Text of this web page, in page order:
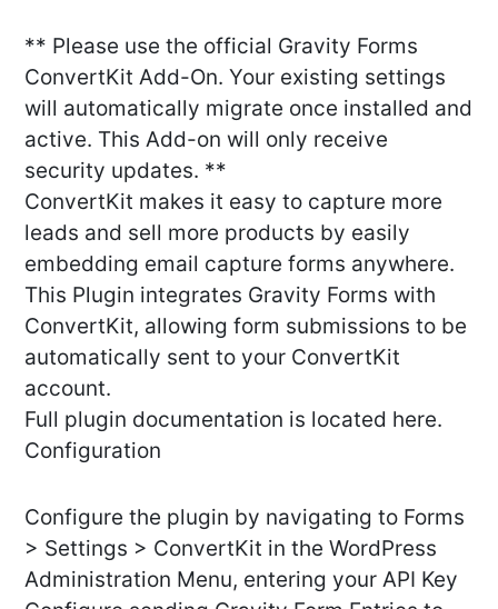
** Please use the official Gravity Forms
ConvertKit Add-On. Your existing settings
will automatically migrate once installed and
active. This Add-on will only receive
security updates. **
ConvertKit makes it easy to capture more
leads and sell more products by easily
embedding email capture forms anywhere.
This Plugin integrates Gravity Forms with
ConvertKit, allowing form submissions to be
automatically sent to your ConvertKit
account.
Full plugin documentation is located here.
Configuration
Configure the plugin by navigating to Forms
> Settings > ConvertKit in the WordPress
Administration Menu, entering your API Key